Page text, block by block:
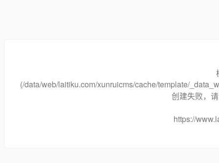
(/data/web/laitiku.com/xunruicms/cache/template/
创建失败，
https://